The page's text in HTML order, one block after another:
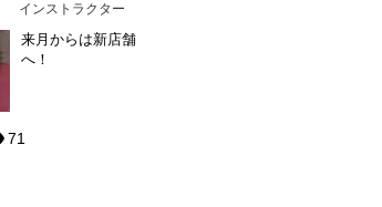
インストラクター
来月からは新店舗
へ！
71